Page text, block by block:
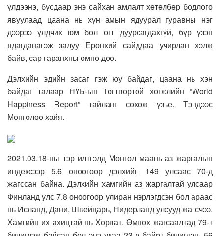
үлдээнэ, бусдаар энэ сайхан амлалт хөтөлбөр бодлого
явуулаад цаана нь хүн амын ядуурал гуравны нэг
дээрээ үлдчих юм бол огт дуурсагдахгүй, бүр үзэн
ядагданагэж залуу Ерөнхий сайддаа учирлан хэлж
байв, сар гаранхны өмнө дөө.
Дэлхийн эдийн засаг гэж юу байдаг, цаана нь хэн
байдаг талаар НҮБ-ын Тогтвортой хөгжлийн “World
Happiness Report” тайланг сөхөж үзье. Тэндээс
Монголоо хайя.
2021.03.18-ны тэр илтгэлд Монгол маань аз жаргалын
индексээр 5.6 оноогоор дэлхийн 149 улсаас 70-д
жагссан байна. Дэлхийн хамгийн аз жаргалтай улсаар
Финланд улс 7.8 оноогоор улиран нэрлэгдсэн бол араас
нь Исланд, Дани, Швейцарь, Нидерланд улсууд жагсчээ.
Хамгийн их ахицтай нь Хорват. Өмнөх жагсаалтад 79-т